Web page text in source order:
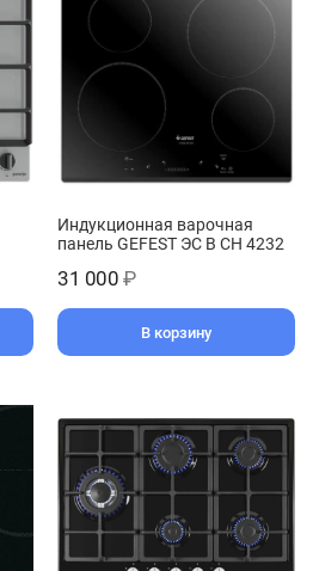
Индукционная варочная
панель GEFEST ЭС В СН 4232
31 000 ₽
В корзину